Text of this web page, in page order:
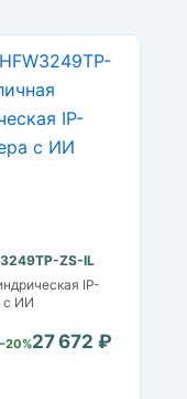
ZS-IL
IP-
с ИИ
27 672 ₽